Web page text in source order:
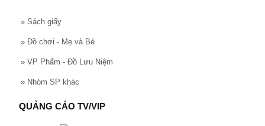
» Sách giấy
» Đồ chơi - Mẹ và Bé
» VP Phẩm - Đồ Lưu Niệm
» Nhóm SP khác
QUẢNG CÁO TV/VIP